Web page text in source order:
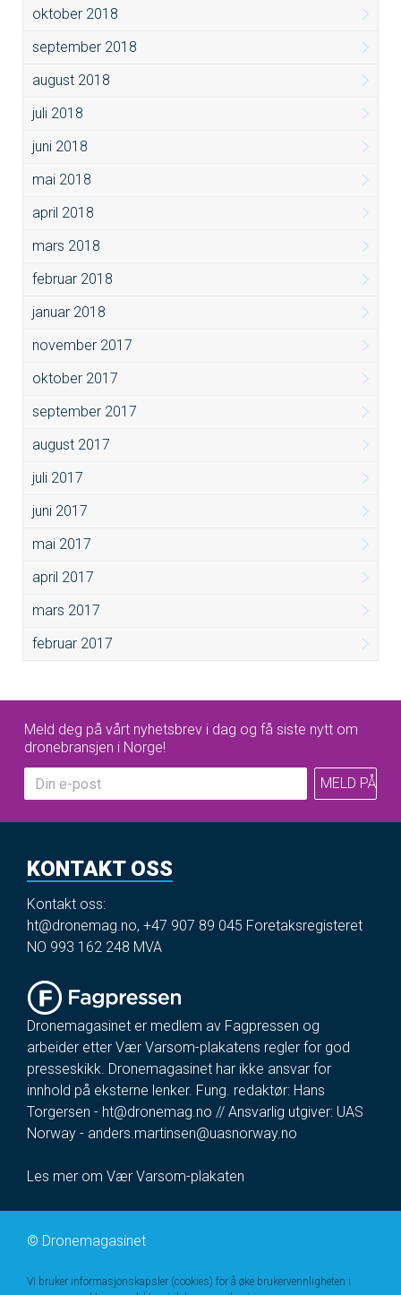
oktober 2018
september 2018
august 2018
juli 2018
juni 2018
mai 2018
april 2018
mars 2018
februar 2018
januar 2018
november 2017
oktober 2017
september 2017
august 2017
juli 2017
juni 2017
mai 2017
april 2017
mars 2017
februar 2017
Meld deg på vårt nyhetsbrev i dag og få siste nytt om
dronebransjen i Norge!
KONTAKT OSS
Kontakt oss:
ht@dronemag.no, +47 907 89 045 Foretaksregisteret
NO 993 162 248 MVA
Dronemagasinet er medlem av Fagpressen og
arbeider etter Vær Varsom-plakatens regler for god
presseskikk. Dronemagasinet har ikke ansvar for
innhold på eksterne lenker. Fung. redaktør: Hans
Torgersen - ht@dronemag.no // Ansvarlig utgiver: UAS
Norway - anders.martinsen@uasnorway.no
Les mer om Vær Varsom-plakaten
© Dronemagasinet
Vi bruker informasjonskapsler (cookies) for å øke brukervennligheten i